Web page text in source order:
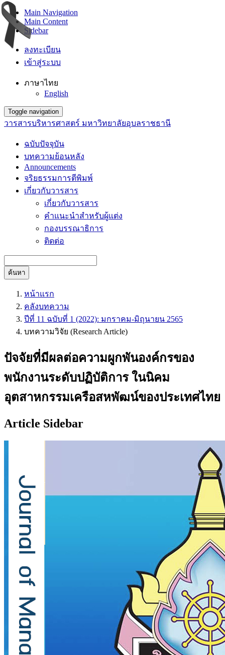
Main Navigation
Main Content
Sidebar
ลงทะเบียน
เข้าสู่ระบบ
ภาษาไทย
English
Toggle navigation
วารสารบริหารศาสตร์ มหาวิทยาลัยอุบลราชธานี
ฉบับปัจจุบัน
บทความย้อนหลัง
Announcements
จริยธรรมการตีพิมพ์
เกี่ยวกับวารสาร
เกี่ยวกับวารสาร
คำแนะนำสำหรับผู้แต่ง
กองบรรณาธิการ
ติดต่อ
ค้นหา
หน้าแรก
คลังบทความ
ปีที่ 11 ฉบับที่ 1 (2022): มกราคม-มิถุนายน 2565
บทความวิจัย (Research Article)
ปัจจัยที่มีผลต่อความผูกพันองค์กรของ
พนักงานระดับปฏิบัติการ ในนิคม
อุตสาหกรรมเครือสหพัฒน์ของประเทศไทย
Article Sidebar